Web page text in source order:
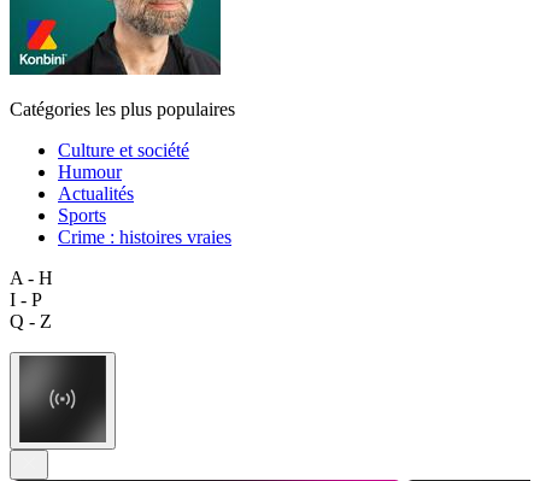
Catégories les plus populaires
Culture et société
Humour
Actualités
Sports
Crime : histoires vraies
A - H
I - P
Q - Z